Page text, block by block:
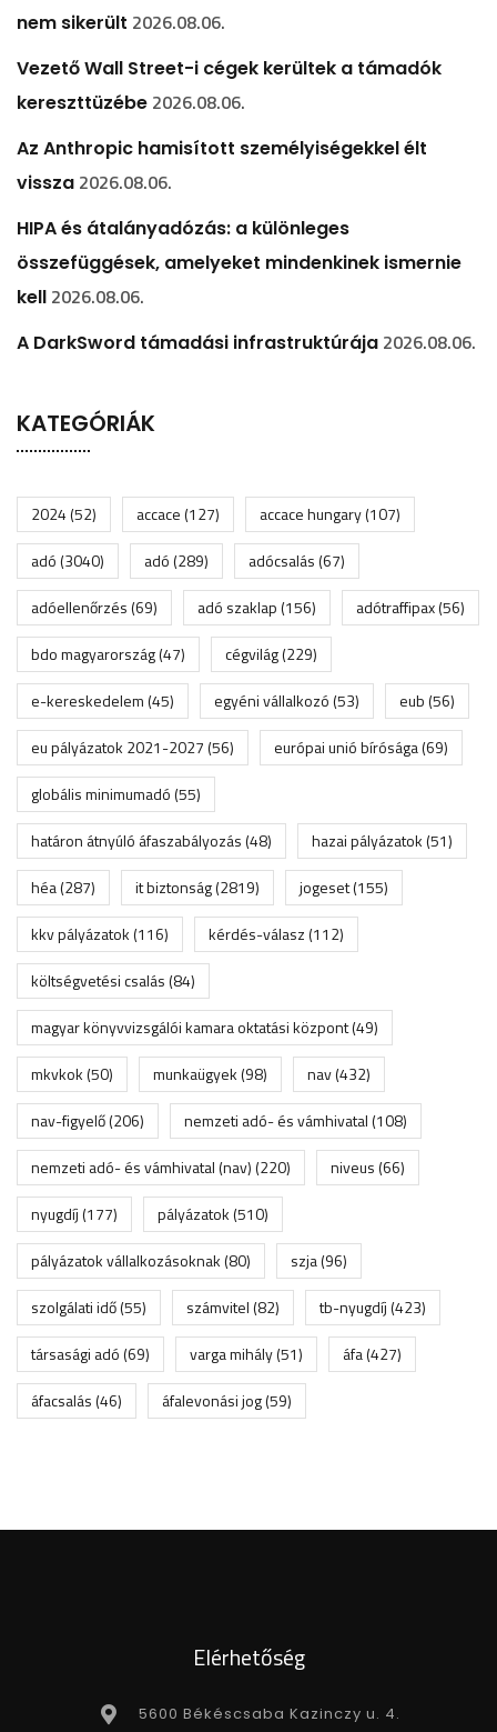
nem sikerült 2026.08.06.
Vezető Wall Street-i cégek kerültek a támadók
kereszttüzébe 2026.08.06.
Az Anthropic hamisított személyiségekkel élt
vissza 2026.08.06.
HIPA és átalányadózás: a különleges
összefüggések, amelyeket mindenkinek ismernie
kell 2026.08.06.
A DarkSword támadási infrastruktúrája 2026.08.06.
KATEGÓRIÁK
2024(52) accace(127) accace hungary(107)
adó(3040) adó(289) adócsalás(67)
adóellenőrzés(69) adó szaklap(156) adótraffipax(56)
bdo magyarország(47) cégvilág(229)
e-kereskedelem(45) egyéni vállalkozó(53) eub(56)
eu pályázatok 2021-2027(56) európai unió bírósága(69)
globális minimumadó(55)
határon átnyúló áfaszabályozás(48) hazai pályázatok(51)
héa(287) it biztonság(2819) jogeset(155)
kkv pályázatok(116) kérdés-válasz(112)
költségvetési csalás(84)
magyar könyvvizsgálói kamara oktatási központ(49)
mkvkok(50) munkaügyek(98) nav(432)
nav-figyelő(206) nemzeti adó- és vámhivatal(108)
nemzeti adó- és vámhivatal (nav)(220) niveus(66)
nyugdíj(177) pályázatok(510)
pályázatok vállalkozásoknak(80) szja(96)
szolgálati idő(55) számvitel(82) tb-nyugdíj(423)
társasági adó(69) varga mihály(51) áfa(427)
áfacsalás(46) áfalevonási jog(59)
Elérhetőség
5600 Békéscsaba Kazinczy u. 4.